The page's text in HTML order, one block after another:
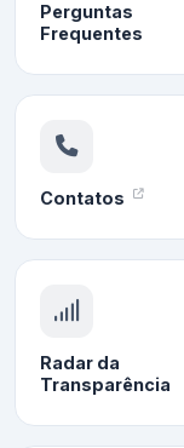
Perguntas
Frequentes
Contatos
Radar da
Transparência